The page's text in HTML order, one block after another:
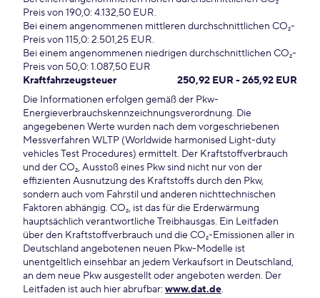
Preis von 190,0: 4.132,50 EUR.
Bei einem angenommenen mittleren durchschnittlichen CO₂-
Preis von 115,0: 2.501,25 EUR.
Bei einem angenommenen niedrigen durchschnittlichen CO₂-
Preis von 50,0: 1.087,50 EUR
Kraftfahrzeugsteuer
250,92 EUR - 265,92 EUR
Die Informationen erfolgen gemäß der Pkw-
Energieverbrauchskennzeichnungsverordnung. Die
angegebenen Werte wurden nach dem vorgeschriebenen
Messverfahren WLTP (Worldwide harmonised Light-duty
vehicles Test Procedures) ermittelt. Der Kraftstoffverbrauch
und der CO₂, Ausstoß eines Pkw sind nicht nur von der
effizienten Ausnutzung des Kraftstoffs durch den Pkw,
sondern auch vom Fahrstil und anderen nichttechnischen
Faktoren abhängig. CO₂, ist das für die Erderwärmung
hauptsächlich verantwortliche Treibhausgas. Ein Leitfaden
über den Kraftstoffverbrauch und die CO₂-Emissionen aller in
Deutschland angebotenen neuen Pkw-Modelle ist
unentgeltlich einsehbar an jedem Verkaufsort in Deutschland,
an dem neue Pkw ausgestellt oder angeboten werden. Der
Leitfaden ist auch hier abrufbar: www.dat.de.